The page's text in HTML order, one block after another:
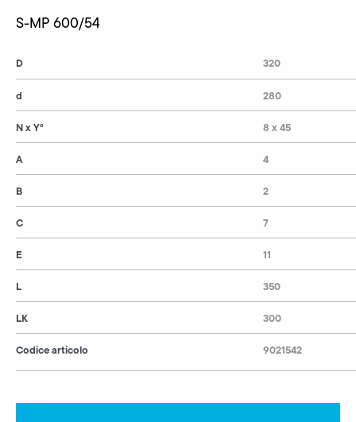
S-MP 600/54
D
d
N x Y°
A
B
C
E
L
LK
Codice articolo
320
280
8 x 45
4
2
7
11
350
300
9021542